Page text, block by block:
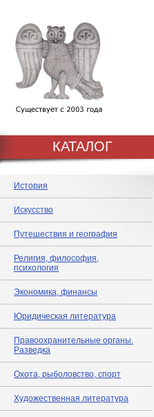
КАТАЛОГ
История
Искусство
Путешествия и география
Религия, философия,
психология
Экономика, финансы
Юридическая литература
Правоохранительные органы.
Разведка
Охота, рыболовство, спорт
Художественная литература